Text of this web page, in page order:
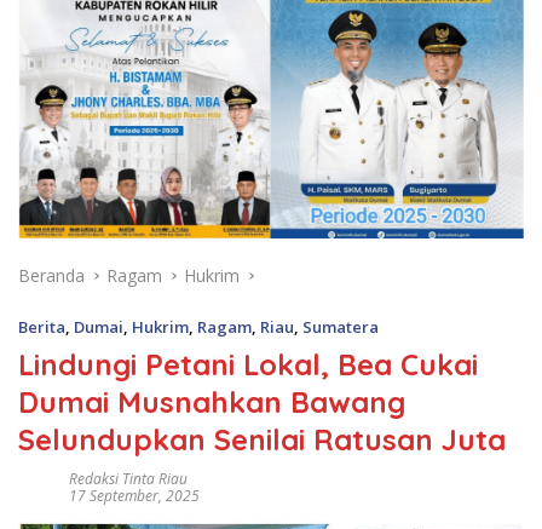
Beranda Ragam Hukrim
Berita Dumai Hukrim Ragam Riau Sumatera
Lindungi Petani Lokal, Bea Cukai
Dumai Musnahkan Bawang
Selundupkan Senilai Ratusan Juta
Redaksi Tinta Riau
17 September, 2025